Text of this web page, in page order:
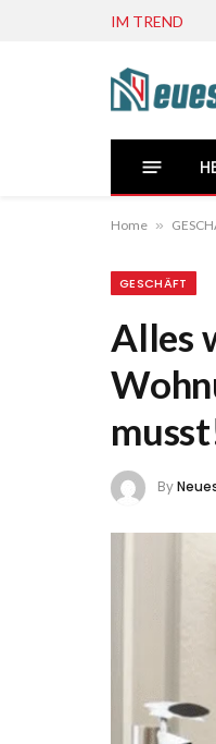
IM TREND
Home »
GESCHÄFT
Alles
By